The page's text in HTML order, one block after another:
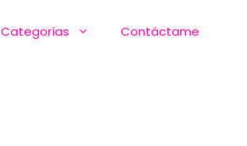
Categorías Contáctame